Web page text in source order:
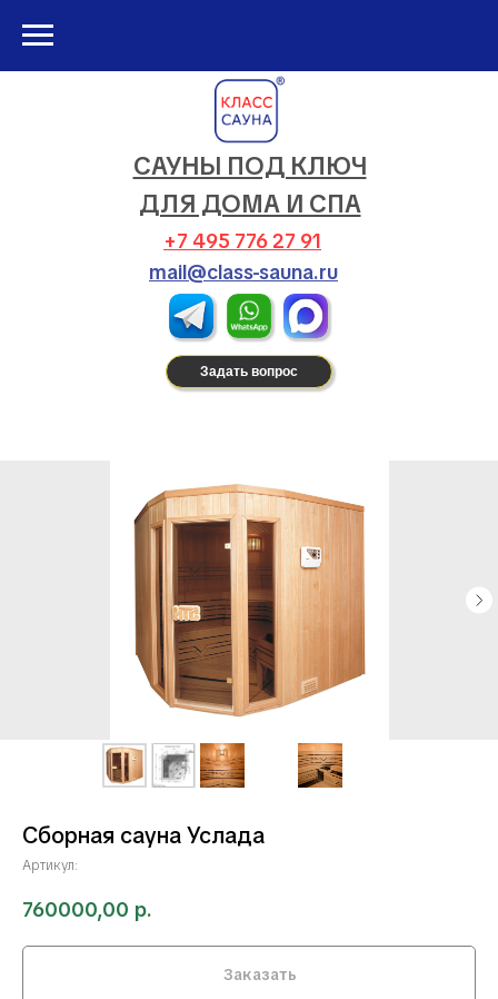
САУНЫ ПОД КЛЮЧ
ДЛЯ ДОМА И СПА
+7 495 776 27 91
mail@class-sauna.ru
Задать вопрос
Сборная сауна Услада
Артикул:
760000,00 р.
Заказать